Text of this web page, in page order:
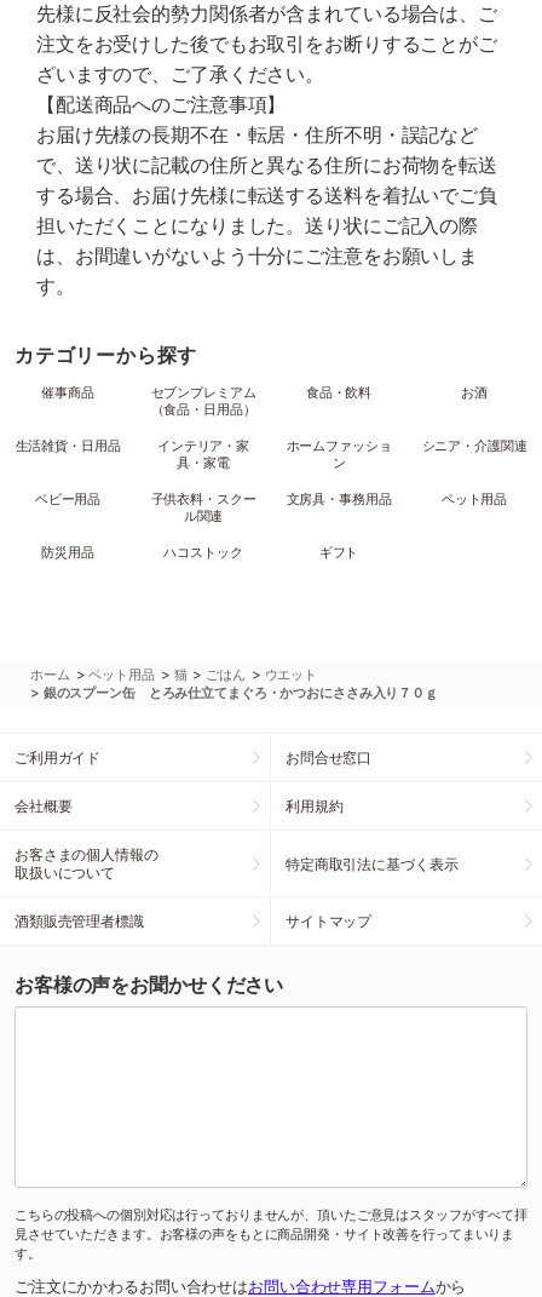
先様に反社会的勢力関係者が含まれている場合は、ご
注文をお受けした後でもお取引をお断りすることがご
ざいますので、ご了承ください。
【配送商品へのご注意事項】
お届け先様の長期不在・転居・住所不明・誤記など
で、送り状に記載の住所と異なる住所にお荷物を転送
する場合、お届け先様に転送する送料を着払いでご負
担いただくことになりました。送り状にご記入の際
は、お間違いがないよう十分にご注意をお願いしま
す。
カテゴリーから探す
催事商品
セブンプレミアム
（食品・日用品）
食品・飲料 お酒
生活雑貨・日用品
インテリア・家
具・家電
ホームファッショ
ン
シニア・介護関連
ベビー用品
子供衣料・スクー
ル関連
文房具・事務用品 ペット用品
防災用品 ハコストック ギフト
ホーム >ペット用品 > 猫 > ごはん > ウエット
> 銀のスプーン缶 とろみ仕立てまぐろ・かつおにささみ入り７０ｇ
ご利用ガイド お問合せ窓口
会社概要 利用規約
お客さまの個人情報の
取扱いについて
特定商取引法に基づく表示
酒類販売管理者標識 サイトマップ
お客様の声をお聞かせください
こちらの投稿への個別対応は行っておりませんが、頂いたご意見はスタッフがすべて拝
見させていただきます。お客様の声をもとに商品開発・サイト改善を行ってまいりま
す。
ご注文にかかわるお問い合わせはお問い合わせ専用フォームから